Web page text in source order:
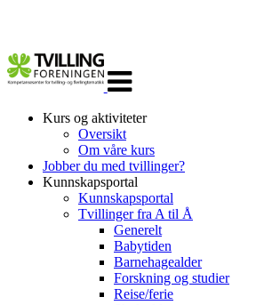
navigasjon
Kurs og aktiviteter
Oversikt
Om våre kurs
Jobber du med tvillinger?
Kunnskapsportal
Kunnskapsportal
Tvillinger fra A til Å
Generelt
Babytiden
Barnehagealder
Forskning og studier
Reise/ferie